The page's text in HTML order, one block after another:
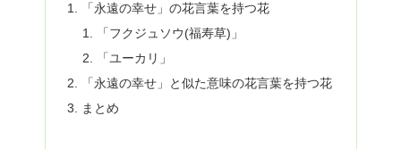
「永遠の幸せ」の花言葉を持つ花
「フクジュソウ(福寿草)」
「ユーカリ」
「永遠の幸せ」と似た意味の花言葉を持つ花
まとめ